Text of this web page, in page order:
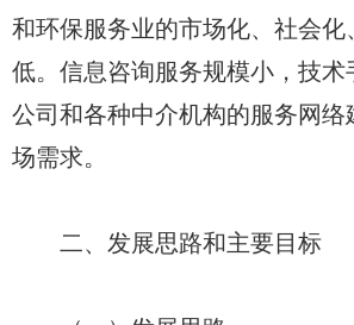
和环保服务业的市场化、社会化
低。信息咨询服务规模小，技术
公司和各种中介机构的服务网络
场需求。
二、发展思路和主要目标